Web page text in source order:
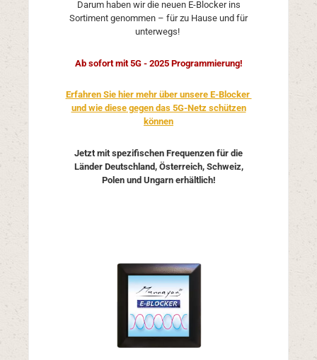
Darum haben wir die neuen E-Blocker ins
Sortiment genommen – für zu Hause und für
unterwegs!
Ab sofort mit 5G - 2025 Programmierung!
Erfahren Sie hier mehr über unsere E-Blocker
und wie diese gegen das 5G-Netz schützen
können
Jetzt mit spezifischen Frequenzen für die
Länder Deutschland, Österreich, Schweiz,
Polen und Ungarn erhältlich!